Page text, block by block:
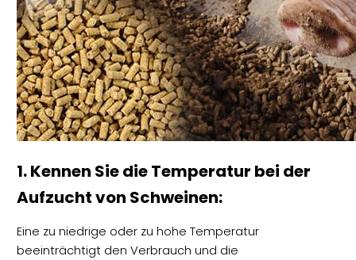
1. Kennen Sie die Temperatur bei der
Aufzucht von Schweinen:
Eine zu niedrige oder zu hohe Temperatur
beeinträchtigt den Verbrauch und die